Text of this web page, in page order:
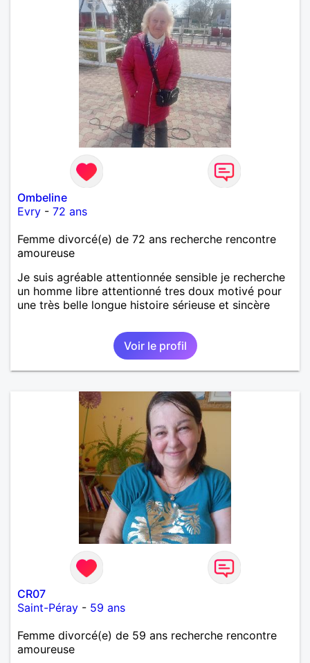
Ombeline
Evry - 72 ans
Femme divorcé(e) de 72 ans recherche rencontre
amoureuse
Je suis agréable attentionnée sensible je recherche
un homme libre attentionné tres doux motivé pour
une très belle longue histoire sérieuse et sincère
Voir le profil
CR07
Saint-Péray - 59 ans
Femme divorcé(e) de 59 ans recherche rencontre
amoureuse